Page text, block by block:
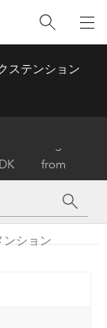
ステンション
from
ArcMap
ンション